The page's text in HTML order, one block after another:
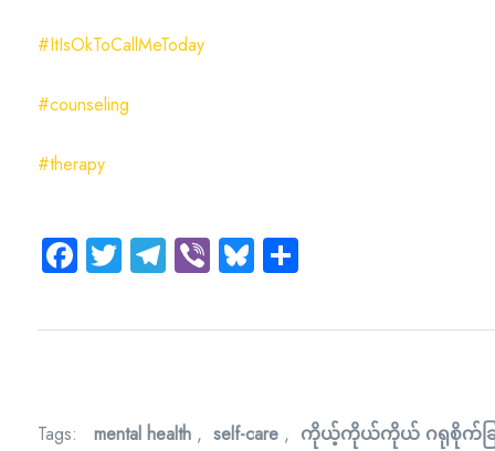
#ItIsOkToCallMeToday
#counseling
#therapy
Facebook
TwitterTelegram
ViberBluesky
Tags: mental health , self-care , ကိုယ့်ကိုယ်ကိုယ် ဂရုစိုက်ခြ